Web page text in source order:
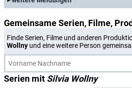
Gemeinsame Serien, Filme,
Finde Serien, Filme und anderen
Wollny und eine weitere Person
Serien mit Silvia Wollny